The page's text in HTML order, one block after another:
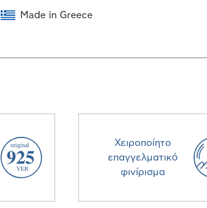
Made in Greece
Χειροποίητο
επαγγελματικό
φινίρισμα